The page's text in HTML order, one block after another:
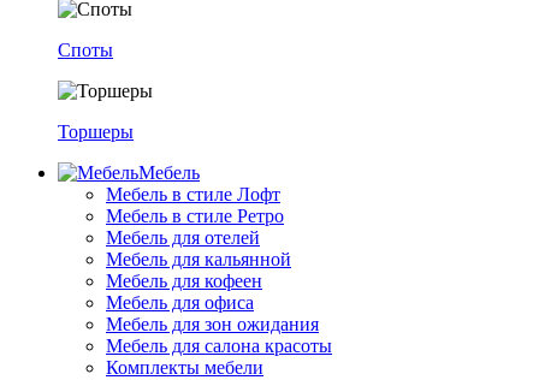
Споты
Торшеры
Мебель
Мебель в стиле Лофт
Мебель в стиле Ретро
Мебель для отелей
Мебель для кальянной
Мебель для кофеен
Мебель для офиса
Мебель для зон ожидания
Мебель для салона красоты
Комплекты мебели